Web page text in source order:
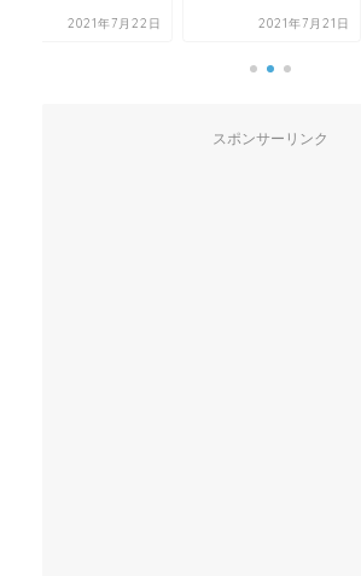
2021年7月22日 2021年7月21日
スポンサーリンク